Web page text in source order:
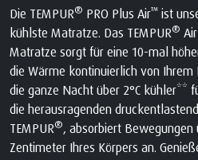
Die TEMPUR® PRO Plus Air™ ist
kühlste Matratze. Das TEMPUR®
Matratze sorgt für eine 10-mal
die Wärme kontinuierlich von Ihrem
die ganze Nacht über 2°C kühler**
die herausragenden
TEMPUR®, absorbiert
Zentimeter Ihres Körpers an.